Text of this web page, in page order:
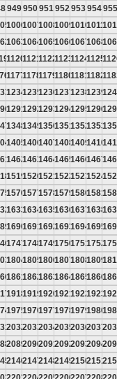
949950951 952 953954955
100610071008100910101011
106310641065106610671068
112011211122112311241125
117711781179118011811182
123412351236123712381239
129112921293129412951296
134813491350135113521353
140514061407140814091410
146214631464146514661467
151915201521152215231524
157615771578157915801581
163316341635163616371638
169016911692169316941695
174717481749175017511752
180418051806180718081809
186118621863186418651866
191819191920192119221923
197519761977197819791980
203220332034203520362037
208920902091209220932094
214621472148214921502151